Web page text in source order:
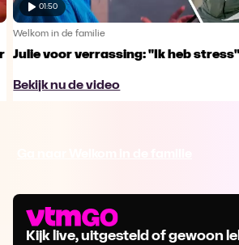
01:50
Welkom in de familie
Julie voor verrassing: "Ik heb stress"
Bekijk nu de video
Kijk live, uitgesteld of gewoon